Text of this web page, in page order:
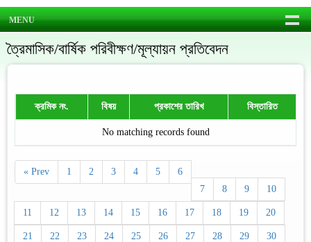
MENU
ত্রৈমাসিক/বার্ষিক পরিবীক্ষণ/মূল্যায়ন প্রতিবেদন
ক্রমিক নং. বিষয় প্রকাশের তারিখ বিস্তারিত
No matching records found
« Prev 1 2 3 4 5
6
7
8 9 10
11 12 13 14 15 16 17 18 19 20
21 22 23 24 25 26 27 28 29 30